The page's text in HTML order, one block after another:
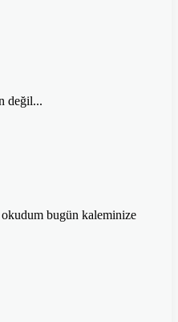
değil...
okudum bugün kaleminize